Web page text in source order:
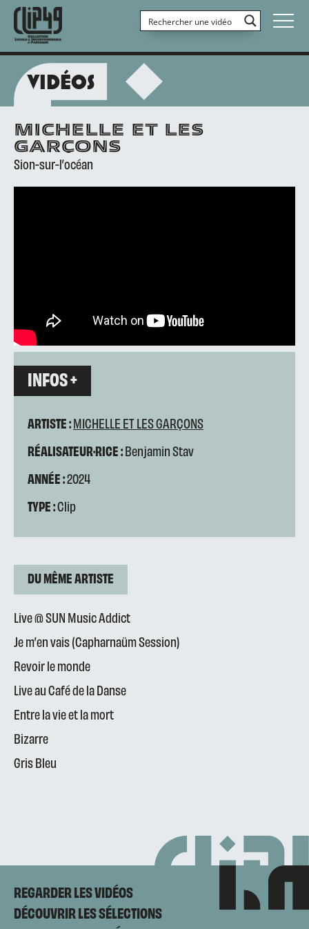
VIDÉOS
MICHELLE ET LES
GARÇONS
Sion-sur-l’océan
INFOS +
ARTISTE :MICHELLE ET LES GARÇONS
RÉALISATEUR·RICE :Benjamin Stav
ANNÉE :2024
TYPE :Clip
DU MÊME ARTISTE
Live @ SUN Music Addict
Je m’en vais (Capharnaüm Session)
Revoir le monde
Live au Café de la Danse
Entre la vie et la mort
Bizarre
Gris Bleu
REGARDER LES VIDÉOS
DÉCOUVRIR LES SÉLECTIONS